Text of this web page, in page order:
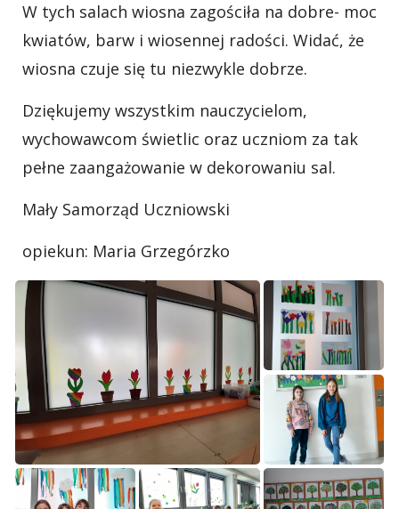
W tych salach wiosna zagościła na dobre- moc
kwiatów, barw i wiosennej radości. Widać, że
wiosna czuje się tu niezwykle dobrze.
Dziękujemy wszystkim nauczycielom,
wychowawcom świetlic oraz uczniom za tak
pełne zaangażowanie w dekorowaniu sal.
Mały Samorząd Uczniowski
opiekun: Maria Grzegórzko